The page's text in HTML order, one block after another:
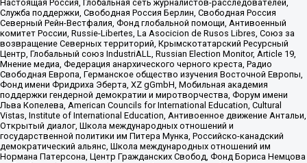
Настоящая Россия, Глобальная сеть журналистов-расследователей,
Служба поддержки, Свободная Россия Берлин, Свободная Россия
Северный Рейн-Вестфалия, Фонд глобальной помощи, Антивоенный
комитет России, Russie-Libertes, La Asocicion de Rusos Libres, Союз за
возвращение Северных территорий, Крымскотатарский Ресурсный
Центр, Глобальный союз IndustriALL, Russian Election Monitor, Article 19,
Мнение медиа, Федерация анархического черного креста, Радио
Свободная Европа, Германское общество изучения Восточной Европы,
Фонд имени Фридриха Эберта, XZ gGmbH, Мобильная академия
поддержки гендерной демократии и миротворчества, Форум имени
Льва Копелева, American Councils for International Education, Cultural
Vistas, Institute of International Education, Антивоенное движение Антальи,
Открытый диалог, Школа международных отношений и
государственной политики им Питера Мунка, Российско-канадский
демократический альянс, Школа международных отношений им
Нормана Патерсона, Центр Гражданских Свобод, Фонд Бориса Немцова